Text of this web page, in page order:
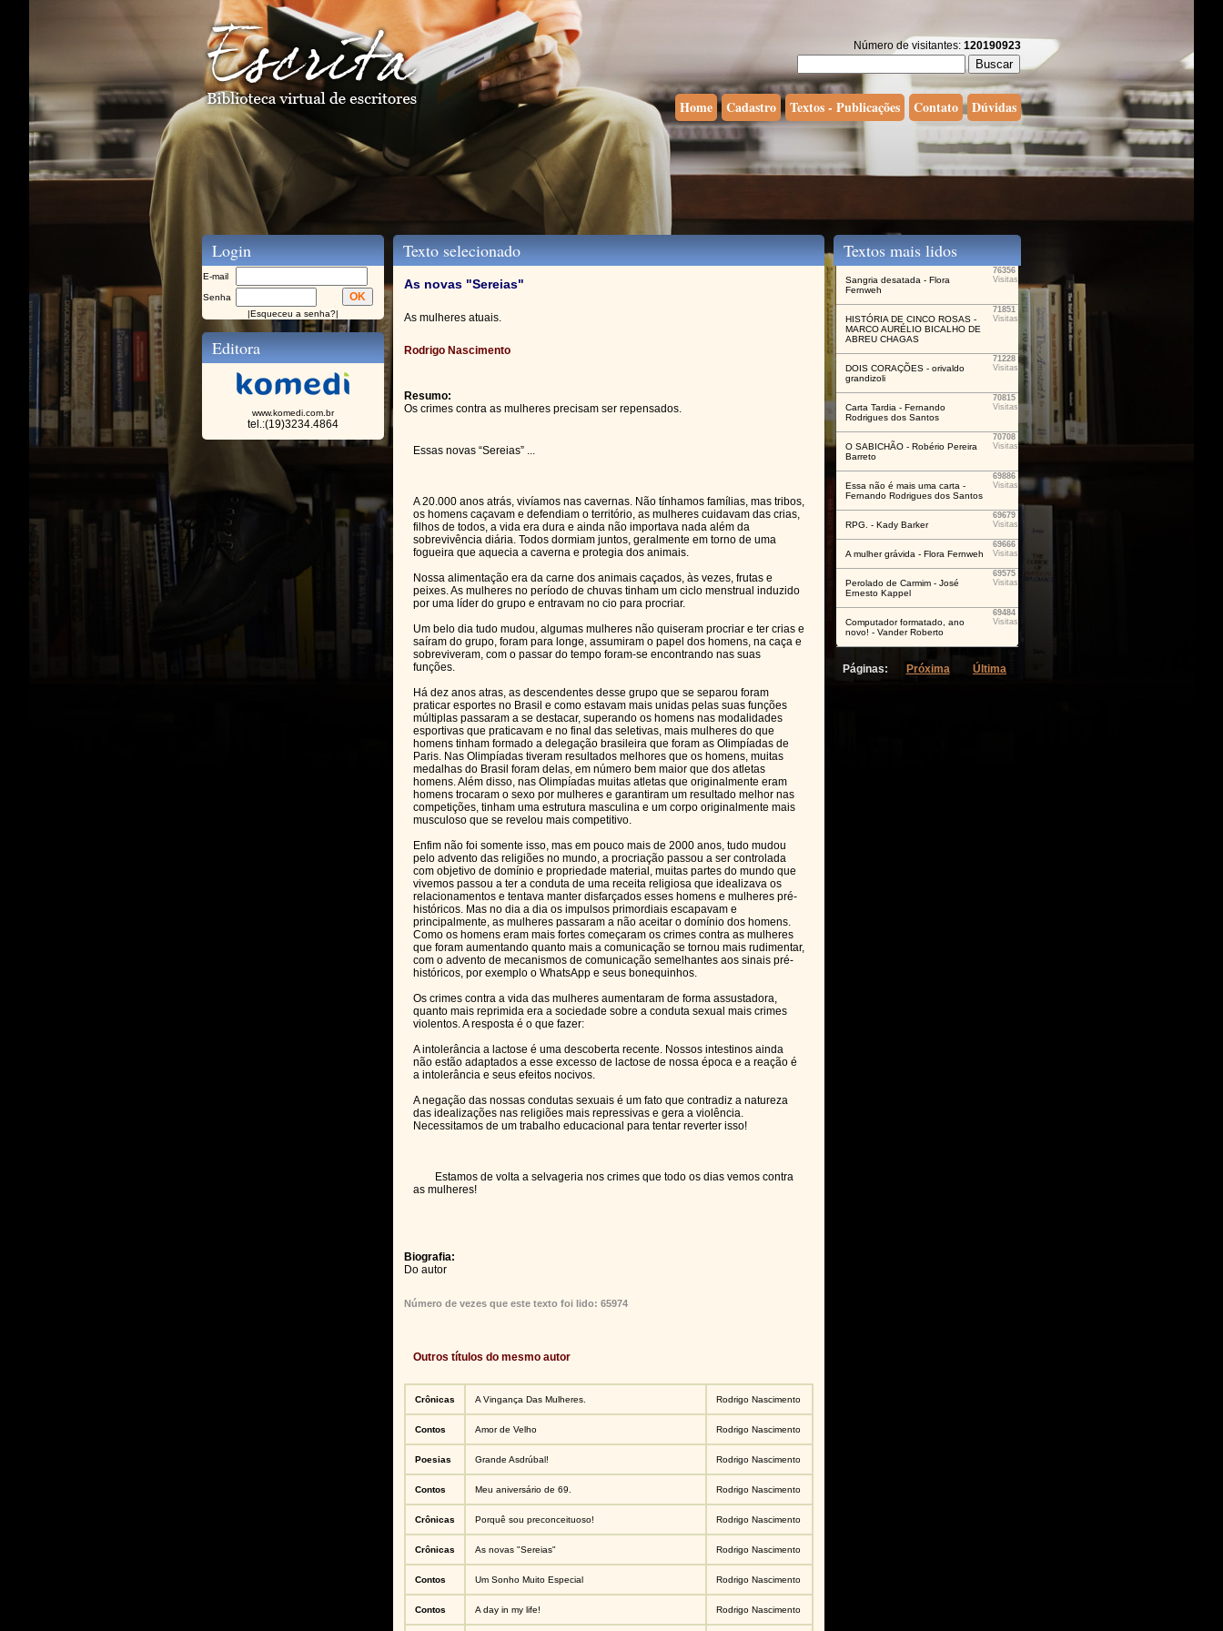
Número de visitantes: 120190923
Home Cadastro Textos - Publicações Contato Dúvidas
Login
E-mail
Senha
|Esqueceu a senha?|
Editora
www.komedi.com.br
tel.:(19)3234.4864
Texto selecionado
As novas "Sereias"
As mulheres atuais.
Rodrigo Nascimento
Resumo:
Os crimes contra as mulheres precisam ser repensados.
Essas novas “Sereias” ...
A 20.000 anos atrás, vivíamos nas cavernas. Não tínhamos famílias, mas tribos,
os homens caçavam e defendiam o território, as mulheres cuidavam das crias,
filhos de todos, a vida era dura e ainda não importava nada além da
sobrevivência diária. Todos dormiam juntos, geralmente em torno de uma
fogueira que aquecia a caverna e protegia dos animais.
Nossa alimentação era da carne dos animais caçados, às vezes, frutas e
peixes. As mulheres no período de chuvas tinham um ciclo menstrual induzido
por uma líder do grupo e entravam no cio para procriar.
Um belo dia tudo mudou, algumas mulheres não quiseram procriar e ter crias e
saíram do grupo, foram para longe, assumiram o papel dos homens, na caça e
sobreviveram, com o passar do tempo foram-se encontrando nas suas
funções.
Há dez anos atras, as descendentes desse grupo que se separou foram
praticar esportes no Brasil e como estavam mais unidas pelas suas funções
múltiplas passaram a se destacar, superando os homens nas modalidades
esportivas que praticavam e no final das seletivas, mais mulheres do que
homens tinham formado a delegação brasileira que foram as Olimpíadas de
Paris. Nas Olimpíadas tiveram resultados melhores que os homens, muitas
medalhas do Brasil foram delas, em número bem maior que dos atletas
homens. Além disso, nas Olimpíadas muitas atletas que originalmente eram
homens trocaram o sexo por mulheres e garantiram um resultado melhor nas
competições, tinham uma estrutura masculina e um corpo originalmente mais
musculoso que se revelou mais competitivo.
Enfim não foi somente isso, mas em pouco mais de 2000 anos, tudo mudou
pelo advento das religiões no mundo, a procriação passou a ser controlada
com objetivo de domínio e propriedade material, muitas partes do mundo que
vivemos passou a ter a conduta de uma receita religiosa que idealizava os
relacionamentos e tentava manter disfarçados esses homens e mulheres pré-
históricos. Mas no dia a dia os impulsos primordiais escapavam e
principalmente, as mulheres passaram a não aceitar o domínio dos homens.
Como os homens eram mais fortes começaram os crimes contra as mulheres
que foram aumentando quanto mais a comunicação se tornou mais rudimentar,
com o advento de mecanismos de comunicação semelhantes aos sinais pré-
históricos, por exemplo o WhatsApp e seus bonequinhos.
Os crimes contra a vida das mulheres aumentaram de forma assustadora,
quanto mais reprimida era a sociedade sobre a conduta sexual mais crimes
violentos. A resposta é o que fazer:
A intolerância a lactose é uma descoberta recente. Nossos intestinos ainda
não estão adaptados a esse excesso de lactose de nossa época e a reação é
a intolerância e seus efeitos nocivos.
A negação das nossas condutas sexuais é um fato que contradiz a natureza
das idealizações nas religiões mais repressivas e gera a violência.
Necessitamos de um trabalho educacional para tentar reverter isso!
Estamos de volta a selvageria nos crimes que todo os dias vemos contra
as mulheres!
Biografia:
Do autor
Número de vezes que este texto foi lido: 65974
Outros títulos do mesmo autor
Crônicas A Vingança Das Mulheres. Rodrigo Nascimento
Contos Amor de Velho Rodrigo Nascimento
Poesias Grande Asdrúbal! Rodrigo Nascimento
Contos Meu aniversário de 69. Rodrigo Nascimento
Crônicas Porquê sou preconceituoso! Rodrigo Nascimento
Crônicas As novas "Sereias" Rodrigo Nascimento
Contos Um Sonho Muito Especial Rodrigo Nascimento
Contos A day in my life! Rodrigo Nascimento
Textos mais lidos
Sangria desatada - Flora
Fernweh
76356
Visitas
HISTÓRIA DE CINCO ROSAS -
MARCO AURÉLIO BICALHO DE
ABREU CHAGAS
71851
Visitas
DOIS CORAÇÕES - orivaldo
grandizoli
71228
Visitas
Carta Tardia - Fernando
Rodrigues dos Santos
70815
Visitas
O SABICHÃO - Robério Pereira
Barreto
70708
Visitas
Essa não é mais uma carta -
Fernando Rodrigues dos Santos
69886
Visitas
RPG. - Kady Barker
69679
Visitas
A mulher grávida - Flora Fernweh
69666
Visitas
Perolado de Carmim - José
Ernesto Kappel
69575
Visitas
Computador formatado, ano
novo! - Vander Roberto
69484
Visitas
Páginas: Próxima Última